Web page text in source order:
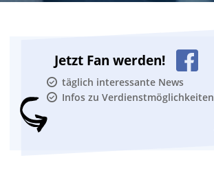
Jetzt Fan werden!
täglich interessante News
Infos zu Verdienstmöglichkeiten